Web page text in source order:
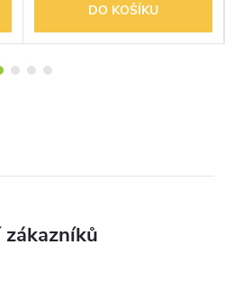
DO KOŠÍKU